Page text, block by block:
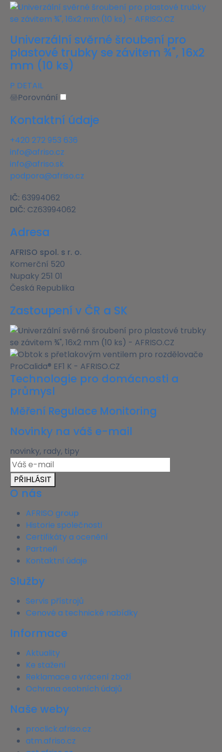
Univerzální svěrné šroubení pro
plastové trubky se závitem ¾", 16x2
mm (10 ks)
P DETAIL
Porovnání
Kontaktní údaje
+420 272 953 636
info@afriso.cz
info@afriso.sk
podpora@afriso.cz
IČ: 63994062
DIČ: CZ63994062
Adresa
AFRISO spol. s r. o.
Komerční 520
Nupaky 251 01
Česká Republika
Zastoupení v ČR a SK
Technologie pro domácnosti a
průmysl
Měření Regulace Monitoring
Novinky na váš e-mail
novinky, rady, tipy
PŘIHLÁSIT
O nás
AFRISO group
Historie společnosti
Certifikáty a ocenění
Partneři
Kontaktní údaje
Služby
Servis přístrojů
Cenové a technické nabídky
Informace
Aktuality
Ke stažení
Reklamace a vrácení zboží
Ochrana osobních údajů
Naše weby
proclick.afriso.cz
atm.afriso.cz